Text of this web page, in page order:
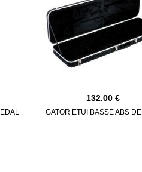
132.00
GATOR ETUI BASSE ABS